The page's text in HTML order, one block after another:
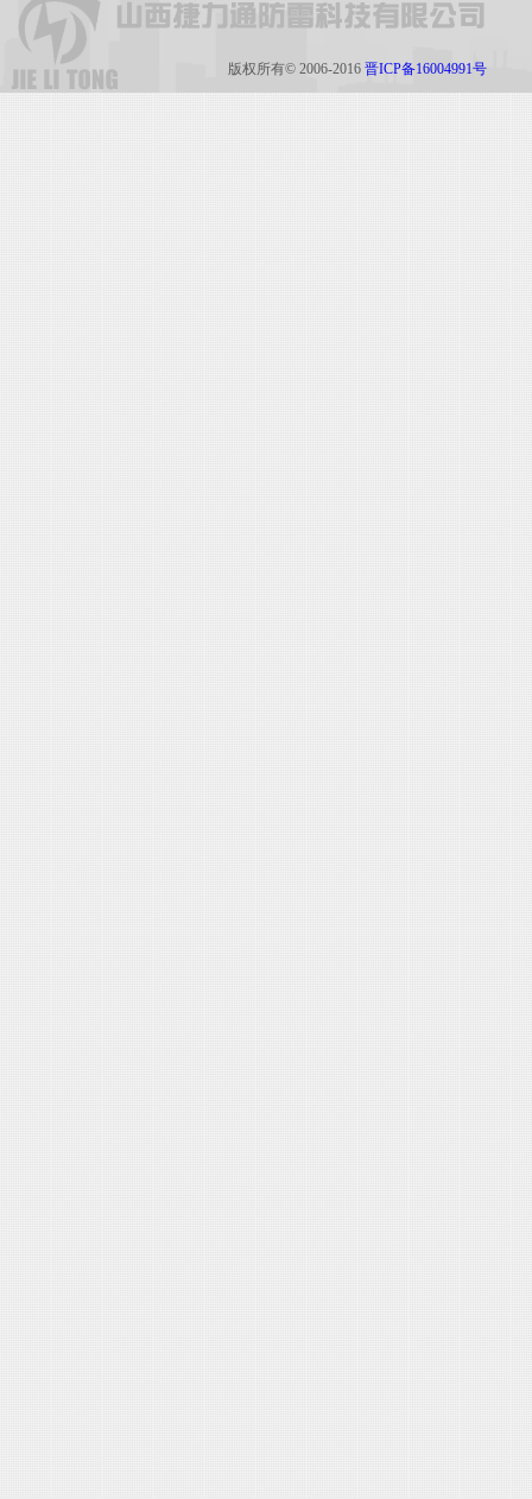
版权所有© 2006-2016 晋ICP备16004991号